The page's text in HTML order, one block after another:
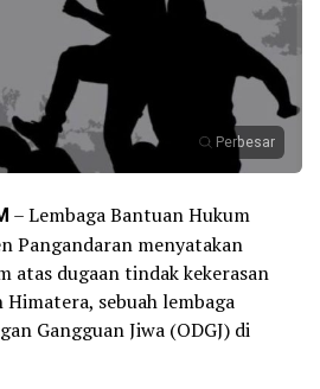
Perbesar
– Lembaga Bantuan Hukum
Pangandaran menyatakan
atas dugaan tindak kekerasan
sebuah lembaga
Gangguan Jiwa (ODGJ) di